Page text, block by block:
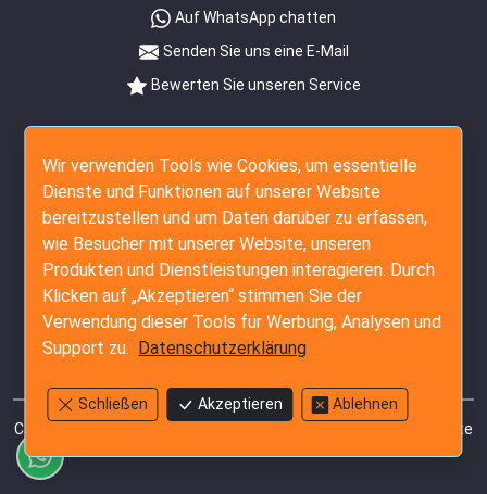
Auf WhatsApp chatten
Senden Sie uns eine E-Mail
Bewerten Sie unseren Service
Folgen Sie uns
Copyright © 2007 - 2026 The Inspection Company Ltd. Alle Rechte
Wir verwenden Tools wie Cookies, um essentielle
Dienste und Funktionen auf unserer Website
bereitzustellen und um Daten darüber zu erfassen,
wie Besucher mit unserer Website, unseren
Produkten und Dienstleistungen interagieren. Durch
Klicken auf „Akzeptieren“ stimmen Sie der
Verwendung dieser Tools für Werbung, Analysen und
Support zu. Datenschutzerklärung
Schließen Akzeptieren Ablehnen